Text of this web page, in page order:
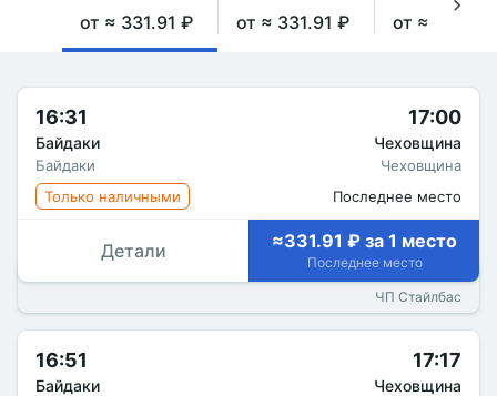
от ≈ 331.91 ₽ от ≈ 331.91 ₽ от ≈ 331.91
16:31
Байдаки
Байдаки
17:00
Чеховщина
Чеховщина
Только наличными
Последнее место
Детали ≈331.91 ₽ за 1 место
Последнее место
ЧП Стайлбас
16:51
Байдаки
17:17
Чеховщина